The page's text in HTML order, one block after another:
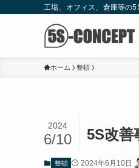
工場、オフィス、倉庫等の
ホーム 整頓
5S改善
2024
6/10
整頓 2024年6月10日